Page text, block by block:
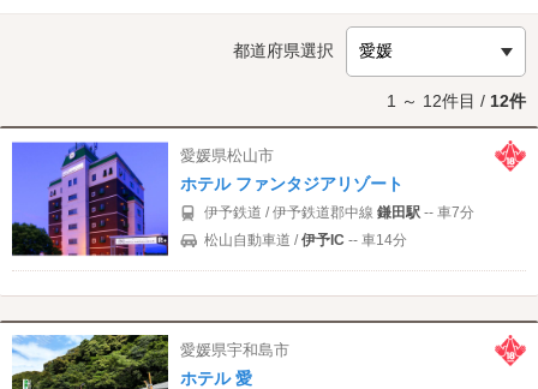
都道府県選択
1 ～ 12件目 / 12件
愛媛県松山市
ホテル ファンタジアリゾート
伊予鉄道 / 伊予鉄道郡中線 鎌田駅 -- 車7分
松山自動車道 /伊予IC -- 車14分
愛媛県宇和島市
ホテル 愛